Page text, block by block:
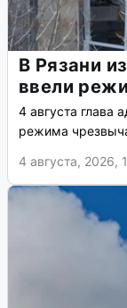
В Рязани
ввели
4 августа глава
режима
4 августа, 2026,